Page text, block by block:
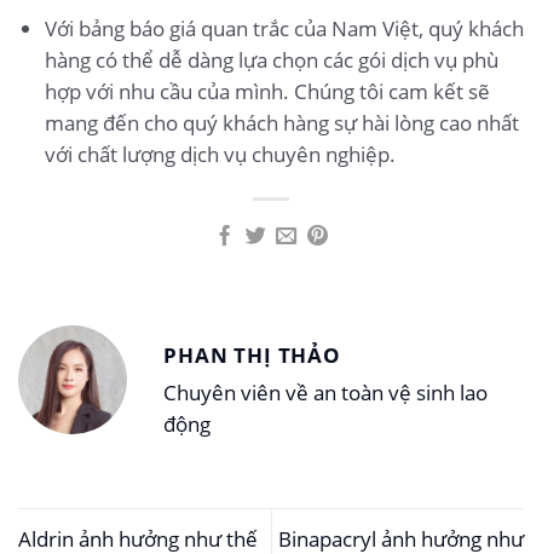
Với bảng báo giá quan trắc của Nam Việt, quý khách
hàng có thể dễ dàng lựa chọn các gói dịch vụ phù
hợp với nhu cầu của mình. Chúng tôi cam kết sẽ
mang đến cho quý khách hàng sự hài lòng cao nhất
với chất lượng dịch vụ chuyên nghiệp.
PHAN THỊ THẢO
Chuyên viên về an toàn vệ sinh lao
động
Aldrin ảnh hưởng như thế
Binapacryl ảnh hưởng như